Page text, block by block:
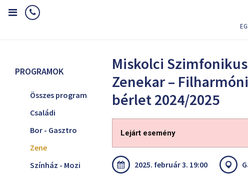
PROGRAMOK
Összes program
Családi
Bor - Gasztro
Zene
Színház - Mozi
Miskolci Szimfonikus
Zenekar –
bérlet 2024/2025
Lejárt esemény
2025. február 3. 19:00